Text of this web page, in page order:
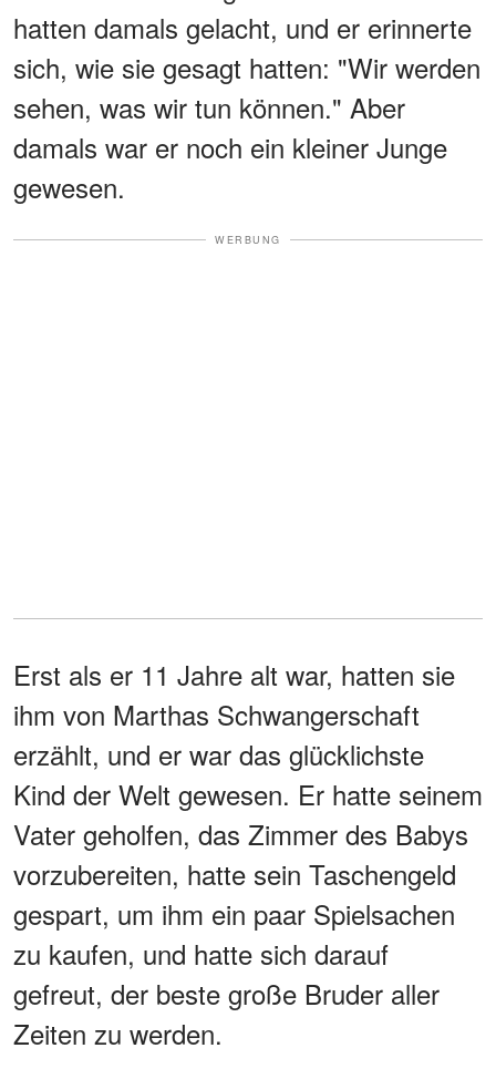
hatten damals gelacht, und er erinnerte
sich, wie sie gesagt hatten: "Wir werden
sehen, was wir tun können." Aber
damals war er noch ein kleiner Junge
gewesen.
WERBUNG
Erst als er 11 Jahre alt war, hatten sie
ihm von Marthas Schwangerschaft
erzählt, und er war das glücklichste
Kind der Welt gewesen. Er hatte seinem
Vater geholfen, das Zimmer des Babys
vorzubereiten, hatte sein Taschengeld
gespart, um ihm ein paar Spielsachen
zu kaufen, und hatte sich darauf
gefreut, der beste große Bruder aller
Zeiten zu werden.